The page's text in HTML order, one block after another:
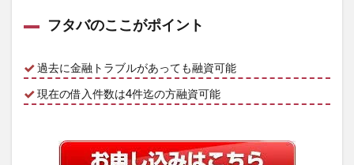
フタバのここがポイント
過去に金融トラブルがあっても融資可能
現在の借入件数は4件迄の方融資可能